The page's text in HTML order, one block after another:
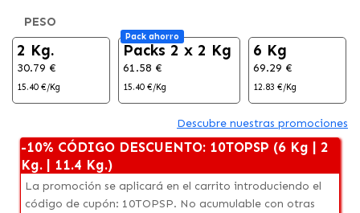
en Canadá.
PESO
2 Kg.
30.79 €
15.40 €/Kg
Pack ahorro
Packs 2 x 2 Kg
61.58 €
15.40 €/Kg
6 Kg
69.29 €
12.83 €/Kg
Descubre nuestras promociones
-10% CÓDIGO DESCUENTO: 10TOPSP (6 Kg | 2
Kg. | 11.4 Kg.)
La promoción se aplicará en el carrito introduciendo el
código de cupón: 10TOPSP. No acumulable con otras